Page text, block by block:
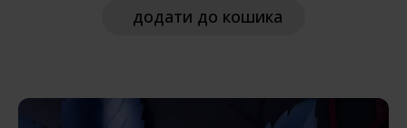
додати до кошика